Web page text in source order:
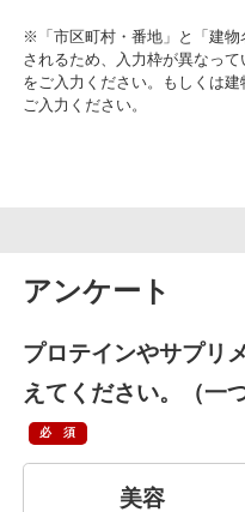
※「市区町村・番地」と「建
されるため、入力枠が異なって
をご入力ください。もしくは
ご入力ください。
アンケート
プロテインやサプリ
えてください。（一
必須
美容